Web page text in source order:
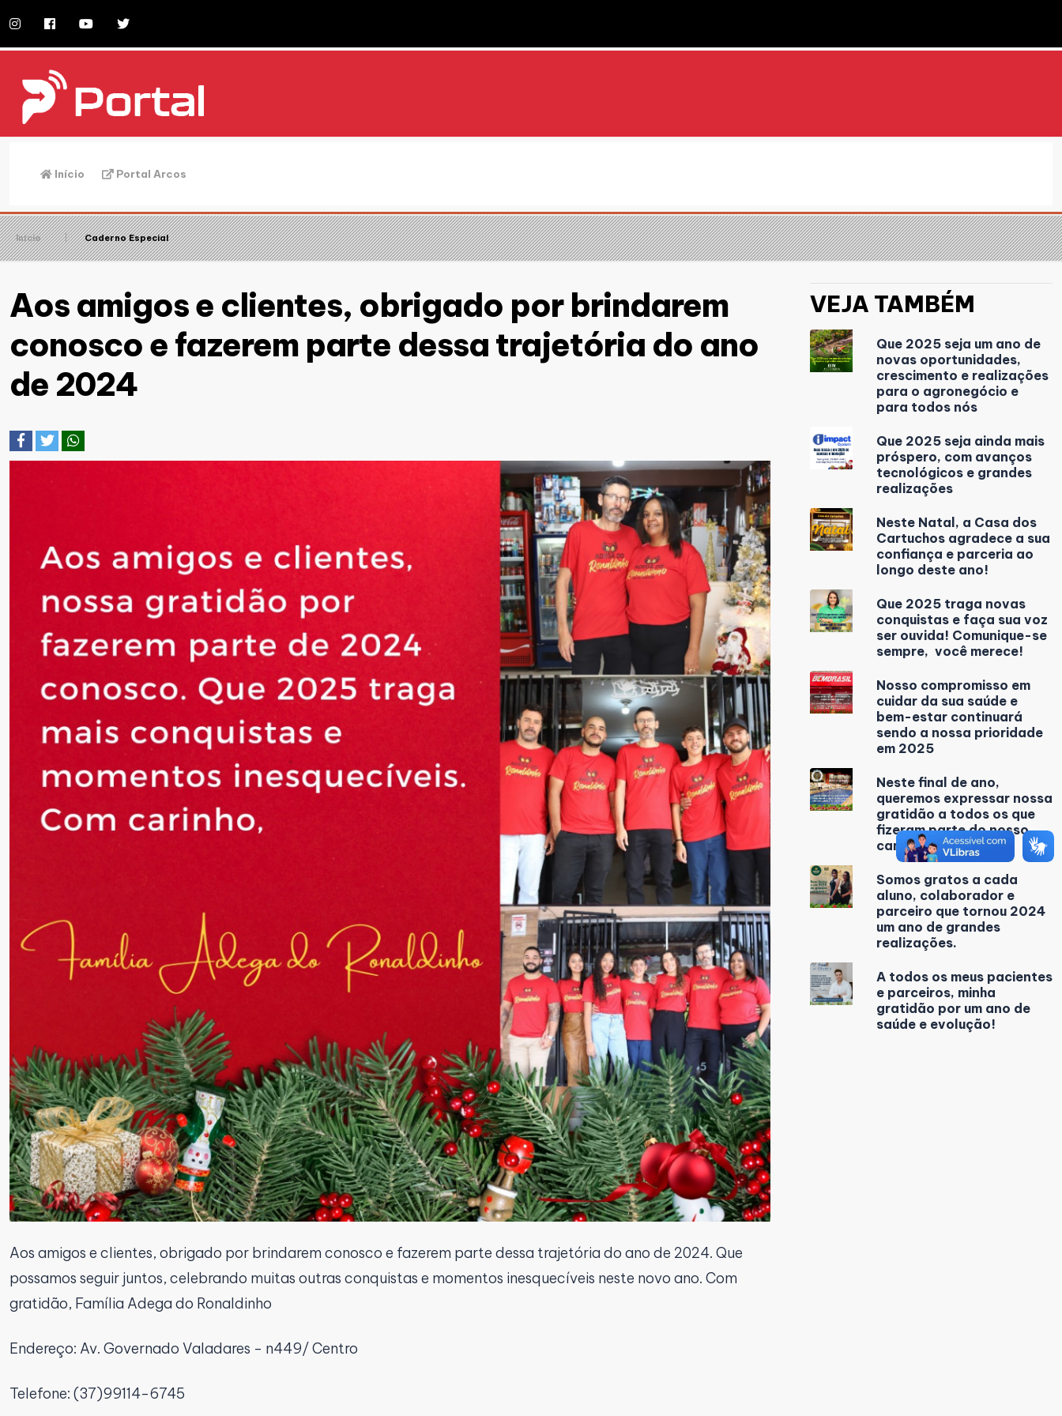
Início Portal Arcos
Início Caderno Especial
Aos amigos e clientes, obrigado por brindarem
conosco e fazerem parte dessa trajetória do ano
de 2024
Aos amigos e clientes, obrigado por brindarem conosco e fazerem parte dessa trajetória do ano de 2024. Que
possamos seguir juntos, celebrando muitas outras conquistas e momentos inesquecíveis neste novo ano. Com
gratidão, Família Adega do Ronaldinho
Endereço: Av. Governado Valadares - n449/ Centro
Telefone: (37)99114-6745
VEJA TAMBÉM
Que 2025 seja um ano de
novas oportunidades,
crescimento e realizações
para o agronegócio e
para todos nós
Que 2025 seja ainda mais
próspero, com avanços
tecnológicos e grandes
realizações
Neste Natal, a Casa dos
Cartuchos agradece a sua
confiança e parceria ao
longo deste ano!
Que 2025 traga novas
conquistas e faça sua voz
ser ouvida! Comunique-se
sempre, você merece!
Nosso compromisso em
cuidar da sua saúde e
bem-estar continuará
sendo a nossa prioridade
em 2025
Neste final de ano,
queremos expressar nossa
gratidão a todos os que
fizeram parte do nosso
caminho em 2024
Somos gratos a cada
aluno, colaborador e
parceiro que tornou 2024
um ano de grandes
realizações.
A todos os meus pacientes
e parceiros, minha
gratidão por um ano de
saúde e evolução!